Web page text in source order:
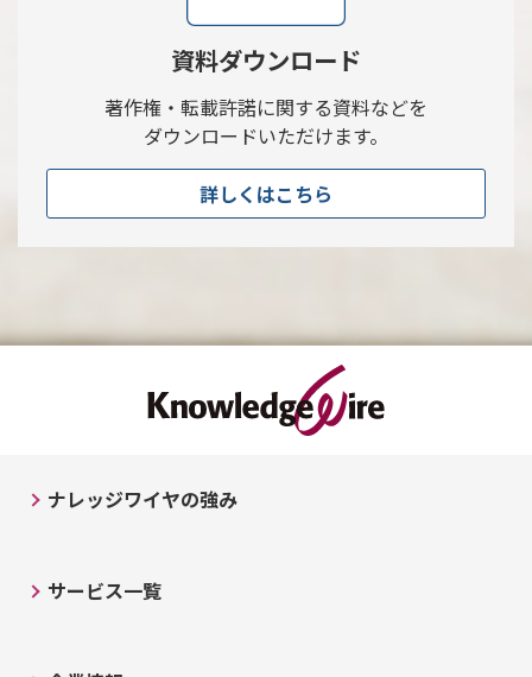
資料ダウンロード
著作権・転載許諾に関する資料などを
ダウンロードいただけます。
詳しくはこちら
ナレッジワイヤの強み
サービス一覧